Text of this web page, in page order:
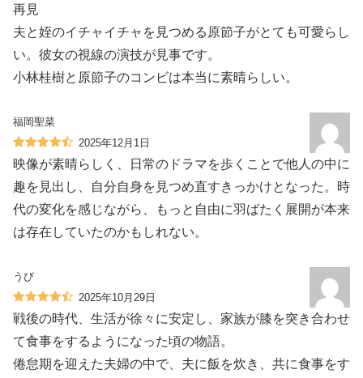
再見
夫と姪のイチャイチャを見つめる原節子がとても可愛らし
い。彼女の視線の演技が見事です。
小林桂樹と原節子のコンビは本当に素晴らしい。
福岡聖菜
2025年12月1日
映像が素晴らしく、日常のドラマを歩くことで他人の中に
趣を見出し、自分自身を見つめ直すきっかけとなった。時
代の変化を感じながら、もっと自由に羽ばたく展開が本来
は存在していたのかもしれない。
うび
2025年10月29日
戦後の時代、生活が徐々に安定し、家族が膝を突き合わせ
て食事をするようになった頃の物語。
倦怠期を迎えた夫婦の中で、夫に飯を炊き、共に食事をす